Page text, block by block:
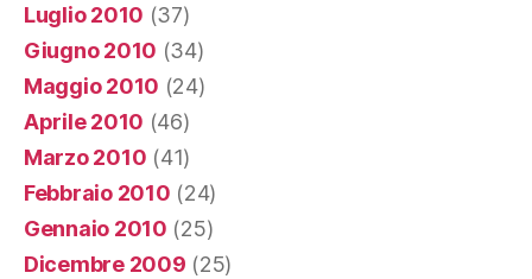
Luglio 2010 (37)
Giugno 2010 (34)
Maggio 2010 (24)
Aprile 2010 (46)
Marzo 2010 (41)
Febbraio 2010 (24)
Gennaio 2010 (25)
Dicembre 2009 (25)